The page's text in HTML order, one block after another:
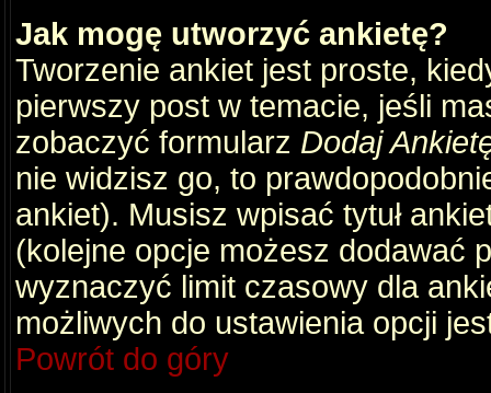
Jak mogę utworzyć ankietę?
Tworzenie ankiet jest proste,
pierwszy post w temacie, jeśli
zobaczyć formularz Dodaj
nie widzisz go, to
ankiet). Musisz wpisać tytuł
(kolejne opcje możesz dodawać
wyznaczyć limit czasowy dla
możliwych do ustawienia opcji
Powrót do góry